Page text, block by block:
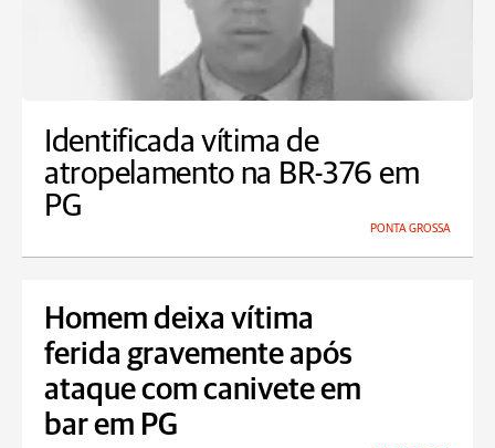
Identificada vítima de
atropelamento na BR-376 em
PG
PONTA GROSSA
Homem deixa vítima
ferida gravemente após
ataque com canivete em
bar em PG